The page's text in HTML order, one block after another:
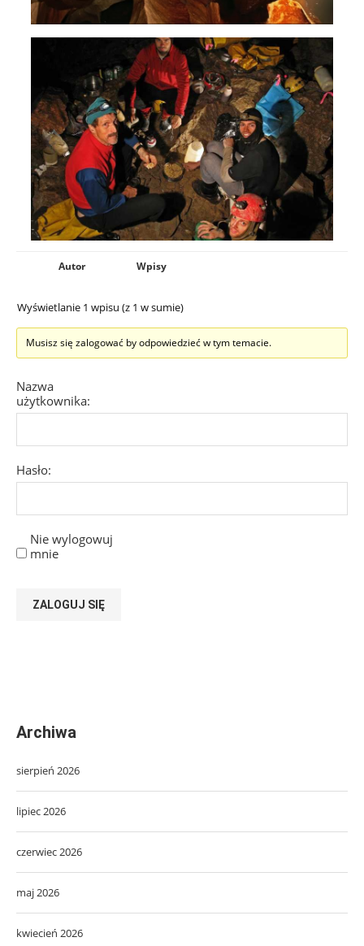
Autor Wpisy
Wyświetlanie 1 wpisu (z 1 w sumie)
Musisz się zalogować by odpowiedzieć w tym temacie.
Nazwa
użytkownika:
Hasło:
Nie wylogowuj
mnie
ZALOGUJ SIĘ
Archiwa
sierpień 2026
lipiec 2026
czerwiec 2026
maj 2026
kwiecień 2026